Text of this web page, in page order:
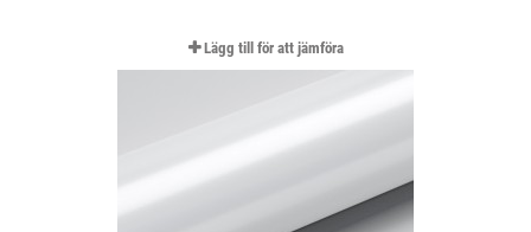
Lägg till för att jämföra